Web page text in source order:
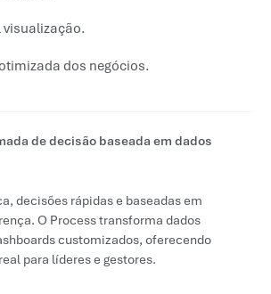
visualização.
dos negócios.
de decisão baseada em dados
decisões rápidas e baseadas em
O Process transforma dados
customizados, oferecendo
para líderes e gestores.